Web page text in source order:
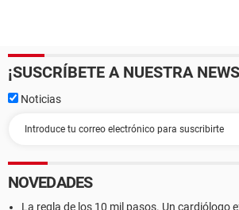
¡SUSCRÍBETE A NUESTRA
Noticias
NOVEDADES
La regla de los 10 mil pasos. Un cardiólogo